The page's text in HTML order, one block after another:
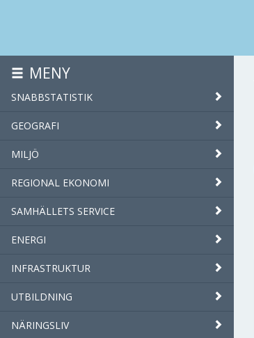
MENY
SNABBSTATISTIK
GEOGRAFI
MILJÖ
REGIONAL EKONOMI
SAMHÄLLETS SERVICE
ENERGI
INFRASTRUKTUR
UTBILDNING
NÄRINGSLIV